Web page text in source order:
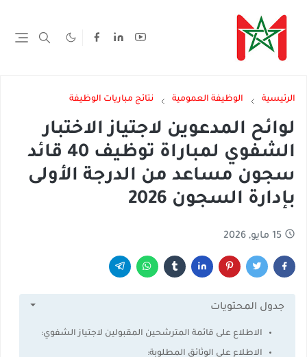
الرئيسية الوظيفة العمومية نتائج مباريات الوظيفة
لوائح المدعوين لاجتياز الاختبار
الشفوي لمباراة توظيف 40 قائد
سجون مساعد من الدرجة الأولى
بإدارة السجون 2026
15 مايو, 2026
جدول المحتويات
الاطلاع على قائمة المترشحين المقبولين لاجتياز الشفوي:
الاطلاع على الوثائق المطلوبة: